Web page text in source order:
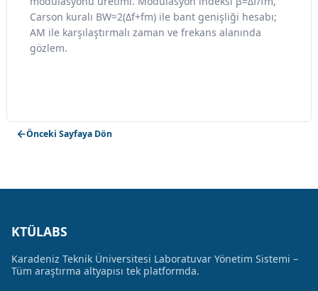
Carson kuralı BW≈2(Δf+fm) ile bant genişliği hesabı;
AM ile karşılaştırmalı zaman ve frekans alanında
gözlem.
Önceki Sayfaya Dön
KTÜLABS
Karadeniz Teknik Üniversitesi Laboratuvar Yönetim Sistemi –
Tüm araştırma altyapısı tek platformda.